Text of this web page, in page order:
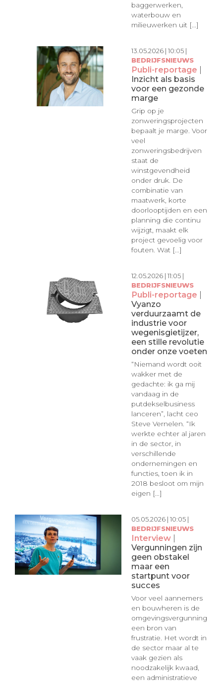
baggerwerken,
waterbouw en
milieuwerken uit [...]
13.05.2026 | 10:05 |
BEDRIJFSNIEUWS
Publi-reportage |
Inzicht als basis
voor een gezonde
marge
Grip op je
zonweringsprojecten
bepaalt je marge. Voor
veel
zonweringsbedrijven
staat de
winstgevendheid
onder druk. De
combinatie van
maatwerk, korte
doorlooptijden en een
planning die continu
wijzigt, maakt elk
project gevoelig voor
fouten. Wat [...]
12.05.2026 | 11:05 |
BEDRIJFSNIEUWS
Publi-reportage |
Vyanzo
verduurzaamt de
industrie voor
wegenisgietijzer,
een stille revolutie
onder onze voeten
“Niemand wordt ooit
wakker met de
gedachte: ik ga mij
vandaag in de
putdekselbusiness
lanceren”, lacht ceo
Steve Vernelen. “Ik
werkte echter al jaren
in de sector, in
verschillende
ondernemingen en
functies, toen ik in
2018 besloot om mijn
eigen [...]
05.05.2026 | 10:05 |
BEDRIJFSNIEUWS
Interview |
Vergunningen zijn
geen obstakel
maar een
startpunt voor
succes
Voor veel aannemers
en bouwheren is de
omgevingsvergunning
een bron van
frustratie. Het wordt in
de sector maar al te
vaak gezien als
noodzakelijk kwaad,
een administratieve